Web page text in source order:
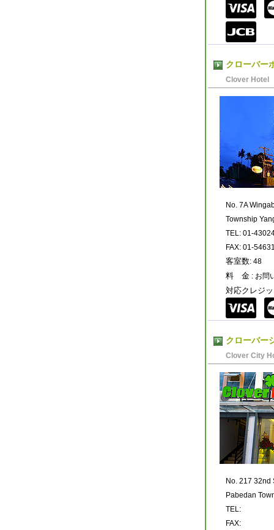
クローバー
Clover Hotel
No. 7A
Township
TEL: 01-
FAX: 01-
客室数: 48
料 金 : お問
対応クレジ
クローバー
Clover City
No. 217 32nd
Pabedan
TEL:
FAX: